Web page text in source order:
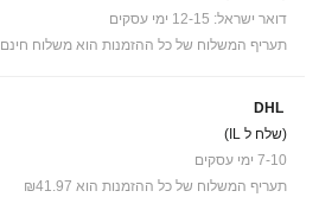
דואר ישראל: 12-15 ימי עסקים
תעריף המשלוח של כל ההזמנות הוא משלוח חינם
DHL
(שלח ל IL)
7-10 ימי עסקים
תעריף המשלוח של כל ההזמנות הוא ₪41.97